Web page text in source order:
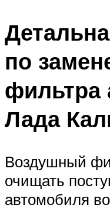
по
фильтра
Лада
Воздушный
очищать
автомобиля